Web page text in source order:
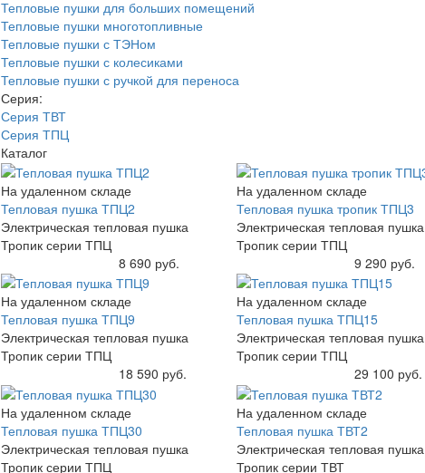
Тепловые пушки для больших помещений
Тепловые пушки многотопливные
Тепловые пушки с ТЭНом
Тепловые пушки с колесиками
Тепловые пушки с ручкой для переноса
Серия:
Серия ТВТ
Серия ТПЦ
Каталог
На удаленном складе
Тепловая пушка ТПЦ2
Электрическая тепловая пушка
Тропик серии ТПЦ
8 690 руб.
На удаленном складе
Тепловая пушка тропик ТПЦ3
Электрическая тепловая пушка
Тропик серии ТПЦ
9 290 руб.
На удаленном складе
Тепловая пушка ТПЦ9
Электрическая тепловая пушка
Тропик серии ТПЦ
18 590 руб.
На удаленном складе
Тепловая пушка ТПЦ15
Электрическая тепловая пушка
Тропик серии ТПЦ
29 100 руб.
На удаленном складе
Тепловая пушка ТПЦ30
Электрическая тепловая пушка
Тропик серии ТПЦ
На удаленном складе
Тепловая пушка ТВТ2
Электрическая тепловая пушка
Тропик серии ТВТ